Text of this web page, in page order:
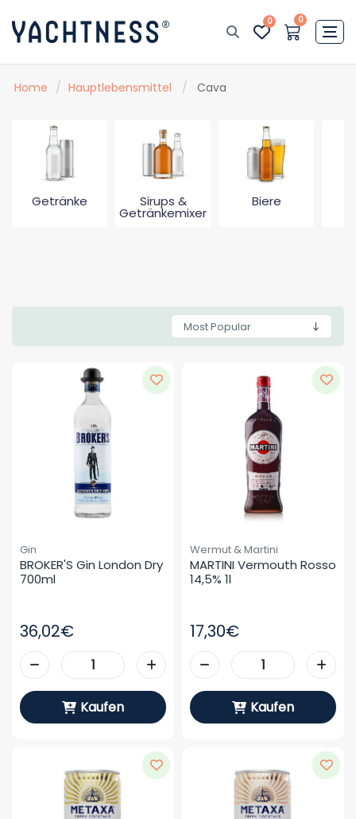
0 0
Home / Hauptlebensmittel / Cava
Getränke Sirups &
Getränkemixer
Biere
Gin
BROKER'S Gin London Dry
700ml
36,02€
Kaufen
Wermut & Martini
MARTINI Vermouth Rosso
14,5% 1l
17,30€
Kaufen